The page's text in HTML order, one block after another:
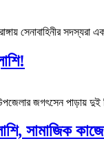
সেনাবাহিনীর
জগৎসেন পাড়ায়
সামাজিক